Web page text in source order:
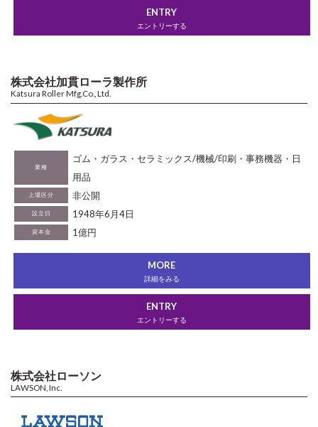
ENTRY
エントリーする
株式会社加貫ローラ製作所
Katsura Roller Mfg.Co., Ltd.
業種
ゴム・ガラス・セラミックス/機械/印刷・事務機器・日
用品
上場区分 非公開
設立日 1948年6月4日
資本金 1億円
MORE
詳細をみる
ENTRY
エントリーする
株式会社ローソン
LAWSON, Inc.